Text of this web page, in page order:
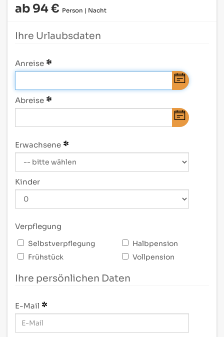
ab 94 € Person | Nacht
Ihre Urlaubsdaten
Anreise
Abreise
Erwachsene
Kinder
Verpflegung
Selbstverpflegung
Frühstück
Halbpension
Vollpension
Ihre persönlichen Daten
E-Mail